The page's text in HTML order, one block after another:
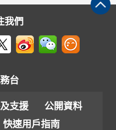
我們
台
支援
公開資料
快速用戶指南